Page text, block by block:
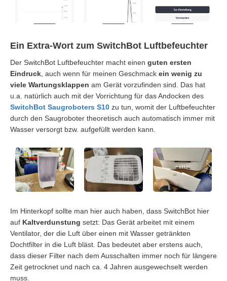
Ein Extra-Wort zum SwitchBot Luftbefeuchter
Der SwitchBot Luftbefeuchter macht einen guten ersten
Eindruck , auch wenn für meinen Geschmack ein wenig zu
viele Wartungsklappen am Gerät vorzufinden sind. Das hat
u.a. natürlich auch mit der Vorrichtung für das Andocken des
SwitchBot Saugroboters S10 zu tun, womit der Luftbefeuchter
durch den Saugroboter theoretisch auch automatisch immer mit
Wasser versorgt bzw. aufgefüllt werden kann.
Im Hinterkopf sollte man hier auch haben, dass SwitchBot hier
auf Kaltverdunstung setzt: Das Gerät arbeitet mit einem
Ventilator, der die Luft über einen mit Wasser getränkten
Dochtfilter in die Luft bläst. Das bedeutet aber erstens auch,
dass dieser Filter nach dem Ausschalten immer noch für längere
Zeit getrocknet und nach ca. 4 Jahren ausgewechselt werden
muss.